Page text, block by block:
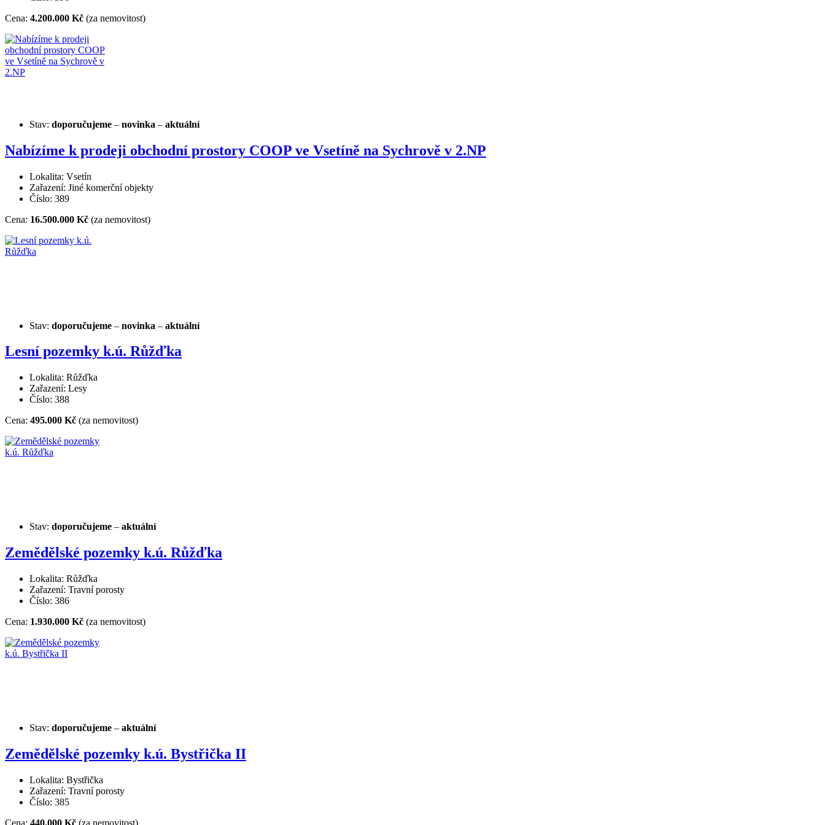
Cena: 4.200.000 Kč (za nemovitost)
Stav: doporučujeme – novinka – aktuální
Nabízíme k prodeji obchodní prostory COOP ve Vsetíně na Sychrově v 2.NP
Lokalita: Vsetín
Zařazení: Jiné komerční objekty
Číslo: 389
Cena: 16.500.000 Kč (za nemovitost)
Stav: doporučujeme – novinka – aktuální
Lesní pozemky k.ú. Růžďka
Lokalita: Růžďka
Zařazení: Lesy
Číslo: 388
Cena: 495.000 Kč (za nemovitost)
Stav: doporučujeme – aktuální
Zemědělské pozemky k.ú. Růžďka
Lokalita: Růžďka
Zařazení: Travní porosty
Číslo: 386
Cena: 1.930.000 Kč (za nemovitost)
Stav: doporučujeme – aktuální
Zemědělské pozemky k.ú. Bystřička II
Lokalita: Bystřička
Zařazení: Travní porosty
Číslo: 385
Cena: 440.000 Kč (za nemovitost)